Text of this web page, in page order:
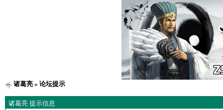
诸葛亮» 论坛提示
诸葛亮 提示信息